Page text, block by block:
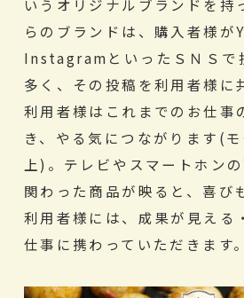
いうオリジナルブランドを持
らのブランドは、購入者様が
InstagramといったＳＮＳで
多く、その投稿を利用者様に
利用者様はこれまでのお仕事
き、やる気につながります(
上)。テレビやスマートホン
関わった商品が映ると、喜び
利用者様には、成果が見える
仕事に携わっていただきます。